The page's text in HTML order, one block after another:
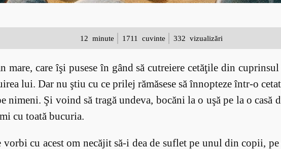
12 minute 1711 cuvinte 332 vizualizări
mare, care îşi pusese în gând să cutreiere cetăţile din
lui. Dar nu ştiu cu ce prilej rămăsese să înnopteze într-o
nimeni. Şi voind să tragă undeva, bocăni la o uşă pe la o casă
cu toată bucuria.
cu acest om necăjit să-i dea de suflet pe unul din copii,